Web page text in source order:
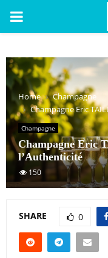
PRIMARY
Home
Champagne
Champagne Eric
Champagne
Champagne Eric
l’Authenticité
150
SHARE 0